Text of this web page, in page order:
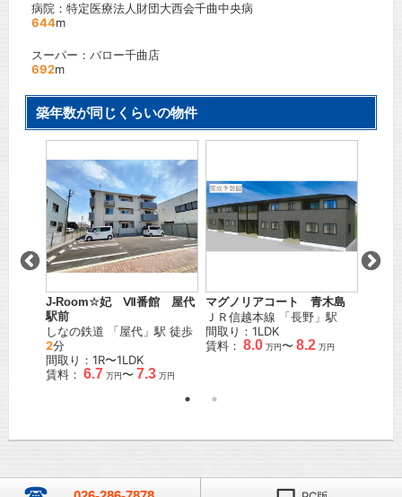
病院：特定医療法人財団大西会千曲中央病
644m
スーパー：バロー千曲店
692m
築年数が同じくらいの物件
J-Room☆妃 Ⅶ番館 屋代
駅前
しなの鉄道 「屋代 」駅 徒歩
2分
間取り：1R〜1LDK
賃料： 6.7 万円〜 7.3 万円
マグノリアコート 青木島
ＪＲ信越本線 「長野 」駅
間取り：1LDK
賃料： 8.0 万円〜 8.2 万円